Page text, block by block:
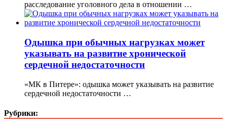
расследование уголовного дела в отношении …
Одышка при обычных нагрузках может
указывать на развитие хронической
сердечной недостаточности
«МК в Питере»: одышка может указывать на развитие
сердечной недостаточности …
Рубрики: